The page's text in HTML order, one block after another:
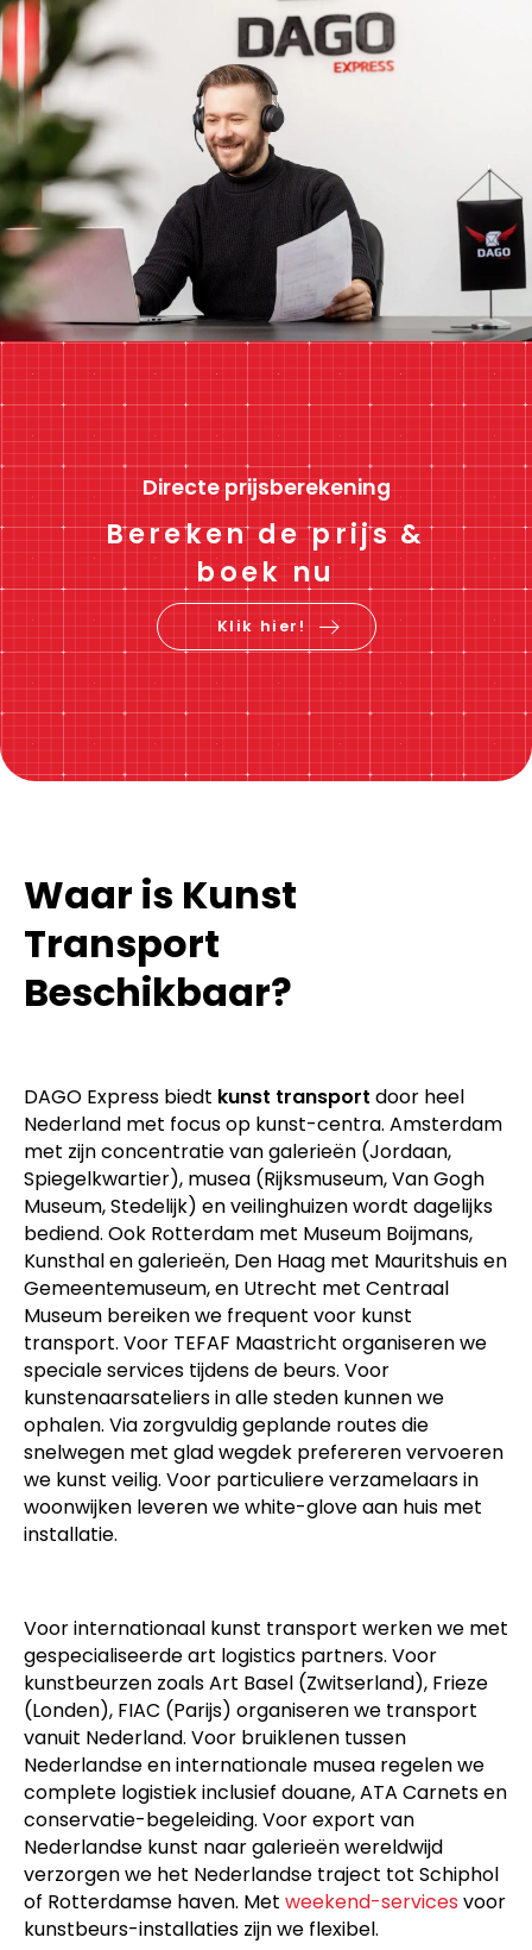
Directe prijsberekening
Bereken de prijs &
boek nu
Klik hier!
Waar is Kunst
Transport
Beschikbaar?
DAGO Express biedt kunst transport door heel
Nederland met focus op kunst-centra. Amsterdam
met zijn concentratie van galerieën (Jordaan,
Spiegelkwartier), musea (Rijksmuseum, Van Gogh
Museum, Stedelijk) en veilinghuizen wordt dagelijks
bediend. Ook Rotterdam met Museum Boijmans,
Kunsthal en galerieën, Den Haag met Mauritshuis en
Gemeentemuseum, en Utrecht met Centraal
Museum bereiken we frequent voor kunst
transport. Voor TEFAF Maastricht organiseren we
speciale services tijdens de beurs. Voor
kunstenaarsateliers in alle steden kunnen we
ophalen. Via zorgvuldig geplande routes die
snelwegen met glad wegdek prefereren vervoeren
we kunst veilig. Voor particuliere verzamelaars in
woonwijken leveren we white-glove aan huis met
installatie.
Voor internationaal kunst transport werken we met
gespecialiseerde art logistics partners. Voor
kunstbeurzen zoals Art Basel (Zwitserland), Frieze
(Londen), FIAC (Parijs) organiseren we transport
vanuit Nederland. Voor bruiklenen tussen
Nederlandse en internationale musea regelen we
complete logistiek inclusief douane, ATA Carnets en
conservatie-begeleiding. Voor export van
Nederlandse kunst naar galerieën wereldwijd
verzorgen we het Nederlandse traject tot Schiphol
of Rotterdamse haven. Met weekend-services voor
kunstbeurs-installaties zijn we flexibel.